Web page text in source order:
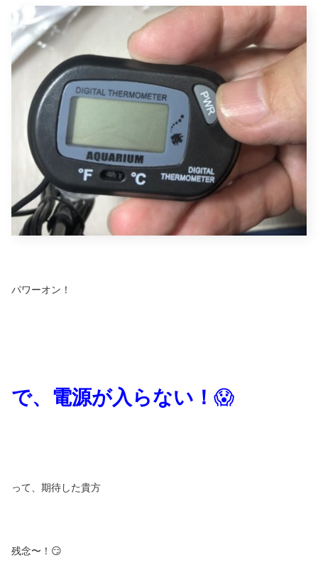
パワーオン！
で、電源が入らない！ 😱
って、期待した貴方
残念〜！😏